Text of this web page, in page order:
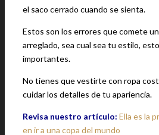
el saco cerrado cuando se sienta.
Estos son los errores que comete
arreglado, sea cual sea tu estilo,
importantes.
No tienes que vestirte con ropa
cuidar los detalles de tu apariencia.
Revisa nuestro artículo: Ella es la
en ir a una copa del mundo